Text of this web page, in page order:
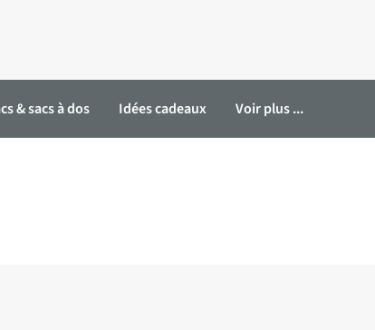
& sacs à dos Idées cadeaux Voir plus ...